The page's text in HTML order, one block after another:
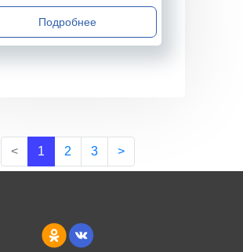
Подробнее
< 1 2 3 >